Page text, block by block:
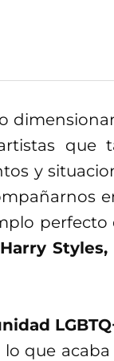
que
y
perfecto
lo que